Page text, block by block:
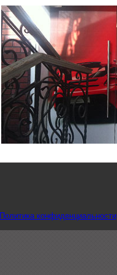
Политика конфиденциальности